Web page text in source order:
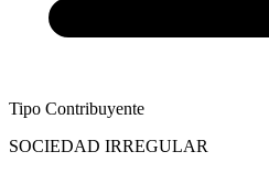
Tipo Contribuyente
SOCIEDAD IRREGULAR